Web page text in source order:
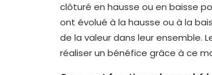
clôturé en hausse ou en baisse
ont évolué à la hausse ou à la
de la valeur dans leur ensemble.
réaliser un bénéfice grâce à ce